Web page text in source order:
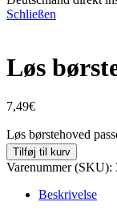
Schließen
Løs
7,49€
Løs børstehoved
Tilføj til kurv
Varenummer (SKU):
Beskrivelse